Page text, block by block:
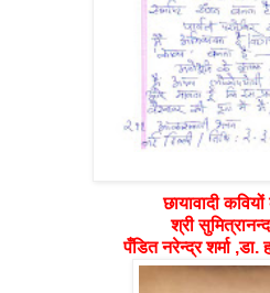
छायावादीकवियों
श्री
पँडित नरेन्द्र शर्मा ,डा.